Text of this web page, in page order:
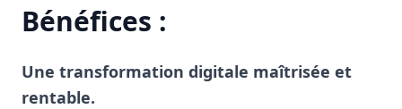
Bénéfices :
Une transformation digitale maîtrisée et
rentable.